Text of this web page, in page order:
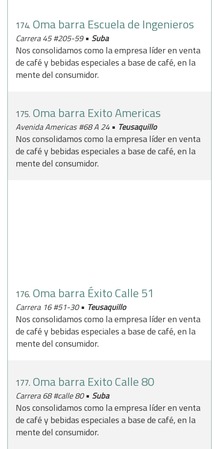
174. Oma barra Escuela de Ingenieros
Carrera 45 #205-59 • Suba
Nos consolidamos como la empresa líder en venta
de café y bebidas especiales a base de café, en la
mente del consumidor.
175. Oma barra Exito Americas
Avenida Americas #68 A 24 • Teusaquillo
Nos consolidamos como la empresa líder en venta
de café y bebidas especiales a base de café, en la
mente del consumidor.
176. Oma barra Éxito Calle 51
Carrera 16 #51-30 • Teusaquillo
Nos consolidamos como la empresa líder en venta
de café y bebidas especiales a base de café, en la
mente del consumidor.
177. Oma barra Exito Calle 80
Carrera 68 #calle 80 • Suba
Nos consolidamos como la empresa líder en venta
de café y bebidas especiales a base de café, en la
mente del consumidor.